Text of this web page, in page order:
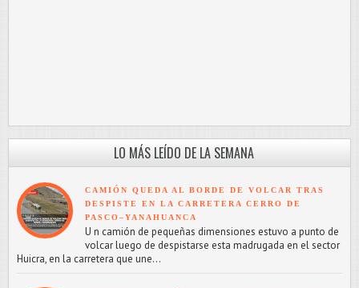
LO MÁS LEÍDO DE LA SEMANA
CAMIÓN QUEDA AL BORDE DE VOLCAR TRAS
DESPISTE EN LA CARRETERA CERRO DE
PASCO–YANAHUANCA
U n camión de pequeñas dimensiones estuvo a punto de
volcar luego de despistarse esta madrugada en el sector
Huicra, en la carretera que une...